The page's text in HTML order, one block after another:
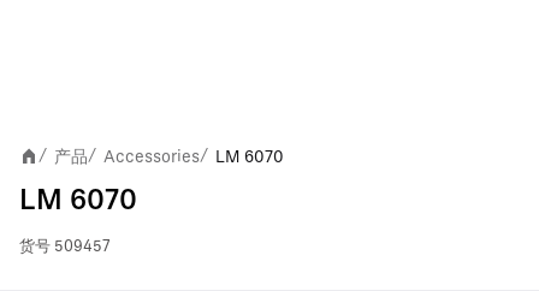
/ 产品/ Accessories/ LM 6070
LM 6070
货号 509457